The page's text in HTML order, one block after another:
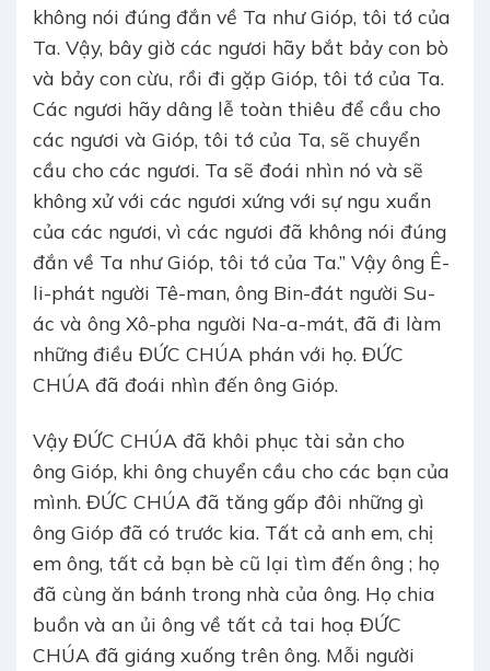
không nói đúng đắn về Ta như Gióp, tôi tớ của
Ta. Vậy, bây giờ các ngươi hãy bắt bảy con bò
và bảy con cừu, rồi đi gặp Gióp, tôi tớ của Ta.
Các ngươi hãy dâng lễ toàn thiêu để cầu cho
các ngươi và Gióp, tôi tớ của Ta, sẽ chuyển
cầu cho các ngươi. Ta sẽ đoái nhìn nó và sẽ
không xử với các ngươi xứng với sự ngu xuẩn
của các ngươi, vì các ngươi đã không nói đúng
đắn về Ta như Gióp, tôi tớ của Ta.” Vậy ông Ê-
li-phát người Tê-man, ông Bin-đát người Su-
ác và ông Xô-pha người Na-a-mát, đã đi làm
những điều ĐỨC CHÚA phán với họ. ĐỨC
CHÚA đã đoái nhìn đến ông Gióp.
Vậy ĐỨC CHÚA đã khôi phục tài sản cho
ông Gióp, khi ông chuyển cầu cho các bạn của
mình. ĐỨC CHÚA đã tăng gấp đôi những gì
ông Gióp đã có trước kia. Tất cả anh em, chị
em ông, tất cả bạn bè cũ lại tìm đến ông ; họ
đã cùng ăn bánh trong nhà của ông. Họ chia
buồn và an ủi ông về tất cả tai hoạ ĐỨC
CHÚA đã giáng xuống trên ông. Mỗi người